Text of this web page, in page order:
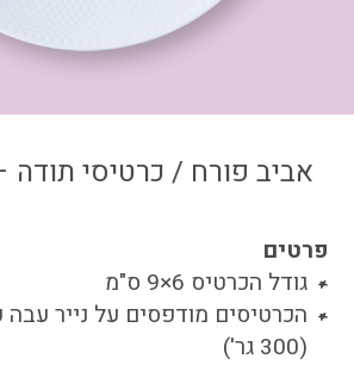
אביב פורח / כרטיסי תודה
פרטים
גודל הכרטיס 6×9 ס"מ
הכרטיסים מודפסים על נייר
(300 גר')